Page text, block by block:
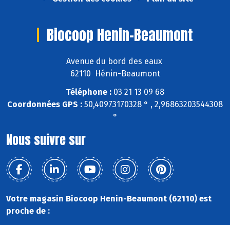
Biocoop Henin-Beaumont
Avenue du bord des eaux
62110 Hénin-Beaumont
Téléphone : 03 21 13 09 68
Coordonnées GPS : 50,40973170328 ° , 2,96863203544308
°
Nous suivre sur
Votre magasin Biocoop Henin-Beaumont (62110) est
proche de :